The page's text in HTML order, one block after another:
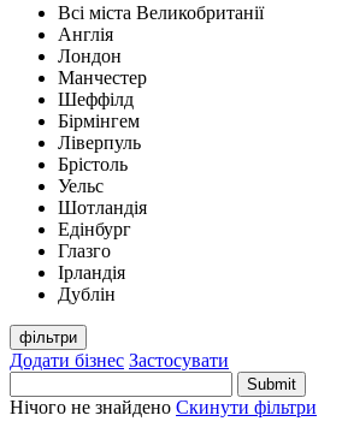
Всі міста Великобританії
Англія
Лондон
Манчестер
Шеффілд
Бірмінгем
Ліверпуль
Брістоль
Уельс
Шотландія
Едінбург
Глазго
Ірландія
Дублін
фільтри
Додати бізнес Застосувати
Нічого не знайдено Скинути фільтри